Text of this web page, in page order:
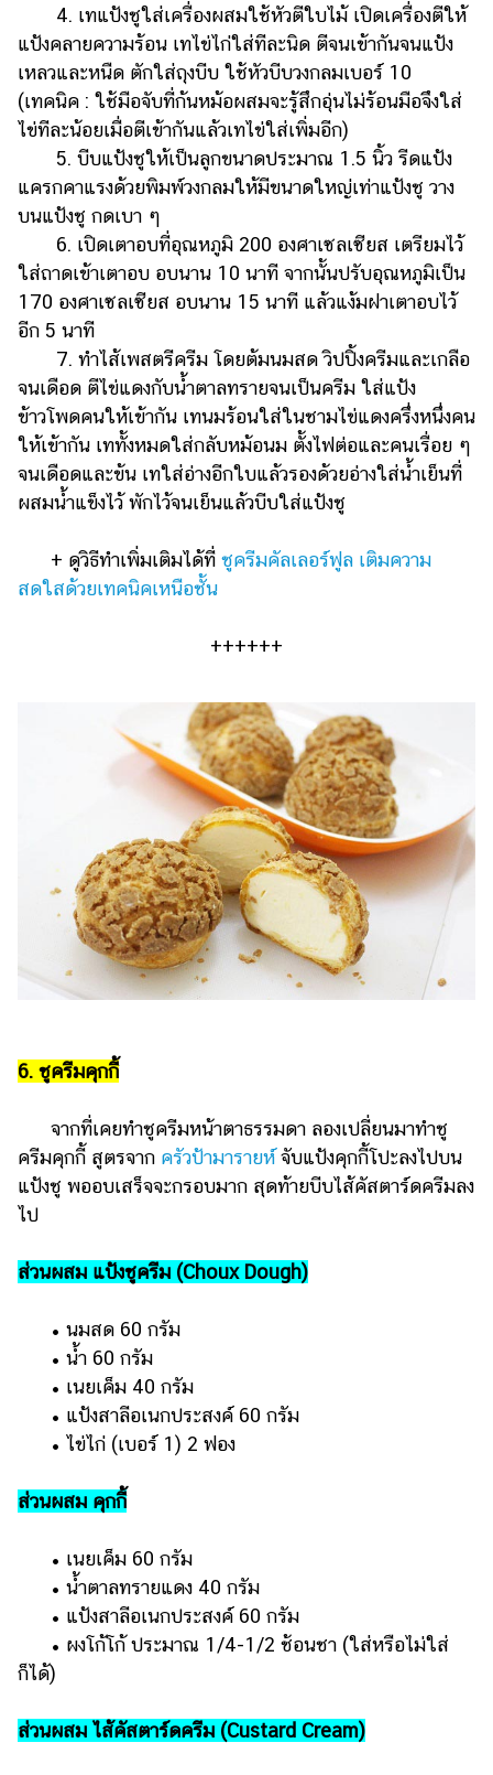
4. เทแป้งชูใส่เครื่องผสมใช้หัวตีใบไม้ เปิดเครื่องตีให้
แป้งคลายความร้อน เทไข่ไก่ใส่ทีละนิด ตีจนเข้ากันจนแป้ง
เหลวและหนืด ตักใส่ถุงบีบ ใช้หัวบีบวงกลมเบอร์ 10
(เทคนิค : ใช้มือจับที่ก้นหม้อผสมจะรู้สึกอุ่นไม่ร้อนมือจึงใส่
ไข่ทีละน้อยเมื่อตีเข้ากันแล้วเทไข่ใส่เพิ่มอีก)
5. บีบแป้งชูให้เป็นลูกขนาดประมาณ 1.5 นิ้ว รีดแป้ง
แครกคาแรงด้วยพิมพ์วงกลมให้มีขนาดใหญ่เท่าแป้งชู วาง
บนแป้งชู กดเบา ๆ
6. เปิดเตาอบที่อุณหภูมิ 200 องศาเซลเซียส เตรียมไว้
ใส่ถาดเข้าเตาอบ อบนาน 10 นาที จากนั้นปรับอุณหภูมิเป็น
170 องศาเซลเซียส อบนาน 15 นาที แล้วแง้มฝาเตาอบไว้
อีก 5 นาที
7. ทำไส้เพสตรีครีม โดยต้มนมสด วิปปิ้งครีมและเกลือ
จนเดือด ตีไข่แดงกับน้ำตาลทรายจนเป็นครีม ใส่แป้ง
ข้าวโพดคนให้เข้ากัน เทนมร้อนใส่ในชามไข่แดงครึ่งหนึ่งคน
ให้เข้ากัน เททั้งหมดใส่กลับหม้อนม ตั้งไฟต่อและคนเรื่อย ๆ
จนเดือดและข้น เทใส่อ่างอีกใบแล้วรองด้วยอ่างใส่น้ำเย็นที่
ผสมน้ำแข็งไว้ พักไว้จนเย็นแล้วบีบใส่แป้งชู
+ ดูวิธีทำเพิ่มเติมได้ที่ ชูครีมคัลเลอร์ฟูล เติมความ
สดใสด้วยเทคนิคเหนือชั้น
++++++
6. ชูครีมคุกกี้
จากที่เคยทำชูครีมหน้าตาธรรมดา ลองเปลี่ยนมาทำชู
ครีมคุกกี้ สูตรจาก ครัวป้ามารายห์จับแป้งคุกกี้โปะลงไปบน
แป้งชู พออบเสร็จจะกรอบมาก สุดท้ายบีบไส้คัสตาร์ดครีมลง
ไป
ส่วนผสม แป้งชูครีม (Choux Dough)
• นมสด 60 กรัม
• น้ำ 60 กรัม
• เนยเค็ม 40 กรัม
• แป้งสาลีอเนกประสงค์ 60 กรัม
• ไข่ไก่ (เบอร์ 1) 2 ฟอง
ส่วนผสม คุกกี้
• เนยเค็ม 60 กรัม
• น้ำตาลทรายแดง 40 กรัม
• แป้งสาลีอเนกประสงค์ 60 กรัม
• ผงโก้โก้ ประมาณ 1/4-1/2 ช้อนชา (ใส่หรือไม่ใส่
ก็ได้)
ส่วนผสม ไส้คัสตาร์ดครีม (Custard Cream)